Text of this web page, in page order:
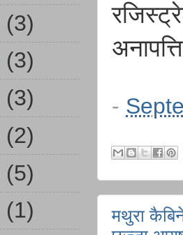
-
मथुरा
(3)
(3)
(3)
(2)
(5)
(1)